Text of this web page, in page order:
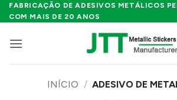
Skip
to
FABRICAÇÃO DE ADESIVOS METÁLICOS
COM MAIS DE 20 ANOS
INÍCIO / ADESIVO DE